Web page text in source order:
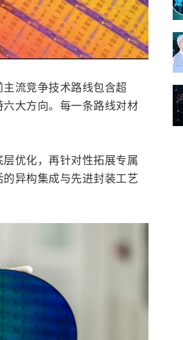
流竞争技术路线包含超
大方向。每一条路线对材
层优化，再针对性拓展专属
异构集成与先进封装工艺